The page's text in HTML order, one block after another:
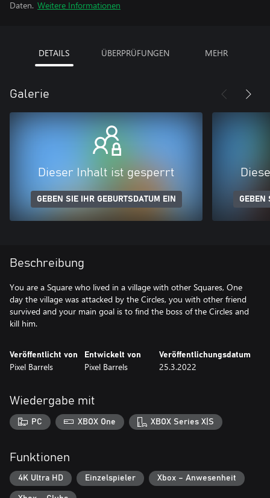
Daten. Weitere Informationen
DETAILS ÜBERPRÜFUNGEN MEHR
Galerie
Dieser Inhalt ist gesperrt
GEBEN SIE IHR GEBURTSDATUM EIN GEBEN
Beschreibung
You are a Square who lived in a village with other Squares, One
day the village was attacked by the Circles, you with other friend
survived and your main goal is to find the boss of the Circles and
kill him.
Veröffentlicht von
Pixel Barrels
Entwickelt von
Pixel Barrels
Veröffentlichungsdatum
25.3.2022
Wiedergabe mit
PC XBOX One XBOX Series X|S
Funktionen
4K Ultra HD Einzelspieler Xbox – Anwesenheit